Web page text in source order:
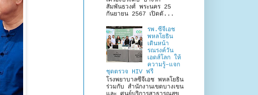
สัมพันธวงศ์ พระนคร 25
กันยายน 2567 เปิดตั...
รพ.ซีจีเอช
พหลโยธิน
เดินหน้า
รณรงค์วัน
เอดส์โลก ให้
ความรู้–แจก
ชุดตรวจ HIV ฟรี
โรงพยาบาลซีจีเอช พหลโยธิน
ร่วมกับ สำนักงานเขตบางเขน